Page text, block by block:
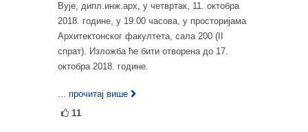
Вује, дипл.инж.арх, у четвртак, 11. октобра
2018. године, у 19.00 часова, у просторијама
Архитектонског факултета, сала 200 (II
спрат). Изложба ће бити отворена до 17.
октобра 2018. године.
... прочитај више
11